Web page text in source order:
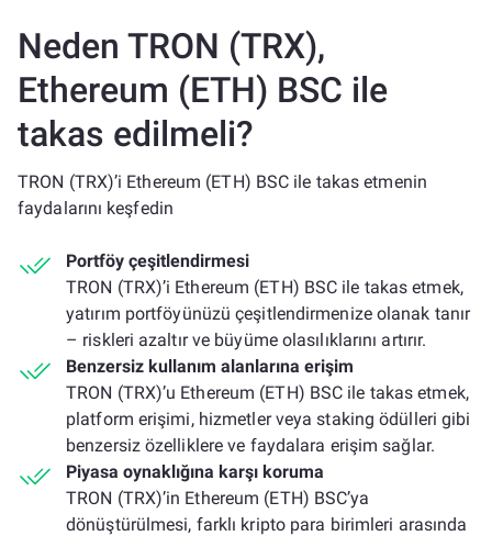
Neden TRON (TRX),
Ethereum (ETH) BSC ile
takas edilmeli?
TRON (TRX)’i Ethereum (ETH) BSC ile takas etmenin
faydalarını keşfedin
Portföy çeşitlendirmesi
TRON (TRX)’i Ethereum (ETH) BSC ile takas etmek,
yatırım portföyünüzü çeşitlendirmenize olanak tanır
– riskleri azaltır ve büyüme olasılıklarını artırır.
Benzersiz kullanım alanlarına erişim
TRON (TRX)’u Ethereum (ETH) BSC ile takas etmek,
platform erişimi, hizmetler veya staking ödülleri gibi
benzersiz özelliklere ve faydalara erişim sağlar.
Piyasa oynaklığına karşı koruma
TRON (TRX)’in Ethereum (ETH) BSC’ya
dönüştürülmesi, farklı kripto para birimleri arasında